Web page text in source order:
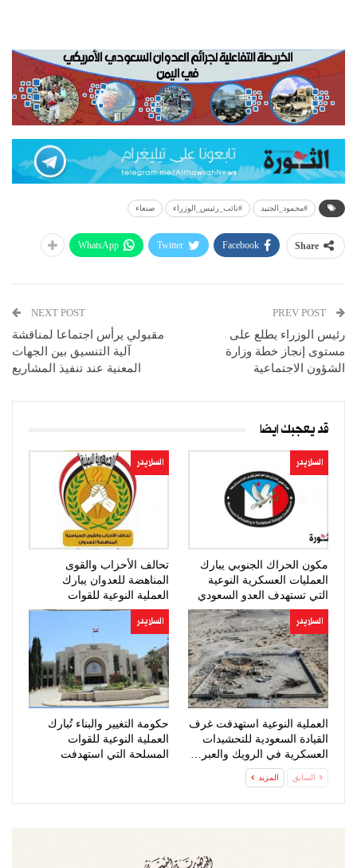
#محمود_الجنيد #نائب_رئيس_الوزراء صنعاء
Share
Facebook
Twitter
WhatsApp
رئيس الوزراء يطلع على
مستوى إنجاز خطة وزارة
الشؤون الاجتماعية
NEXT POST
مقبولي يرأس اجتماعا لمناقشة
آلية التنسيق بين الجهات
المعنية عند تنفيذ المشاريع
قد يعجبك ايضا
السلايدر
مكون الحراك الجنوبي يبارك
العمليات العسكرية النوعية
التي تستهدف العدو السعودي
السلايدر
تحالف الأحزاب والقوى
المناهضة للعدوان يبارك
العملية النوعية للقوات
المسلحة
السلايدر
العملية النوعية استهدفت غرف
القيادة السعودية للتحشيدات
العسكرية في الرويك والعبر…
السلايدر
حكومة التغيير والبناء تُبارك
العملية النوعية للقوات
المسلحة التي استهدفت
السابق المزيد